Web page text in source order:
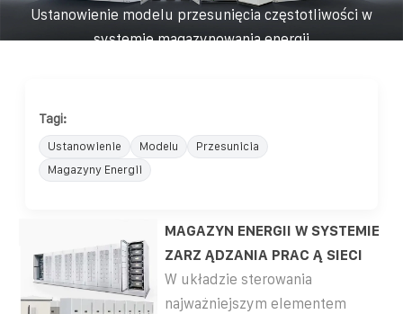
Ustanowienie modelu przesunięcia częstotliwości w
systemie magazynowania energii
Tagi:
Ustanowienie Modelu
Przesunicia
Magazyny Energii
MAGAZYN ENERGII W SYSTEMIE
ZARZ ĄDZANIA PRAC Ą SIECI
W układzie sterowania
najważniejszym elementem